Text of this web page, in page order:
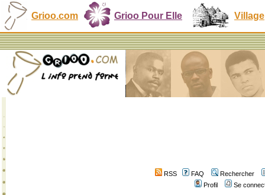
Grioo.com Grioo Pour Elle Village
RSS FAQ
Rechercher
Profil
Se